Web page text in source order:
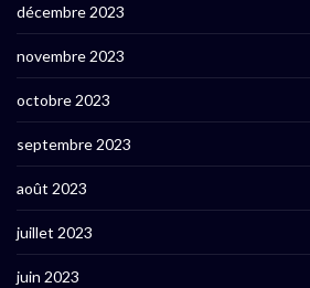
décembre 2023
novembre 2023
octobre 2023
septembre 2023
août 2023
juillet 2023
juin 2023